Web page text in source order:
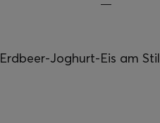
Erdbeer-Joghurt-Eis am Stil